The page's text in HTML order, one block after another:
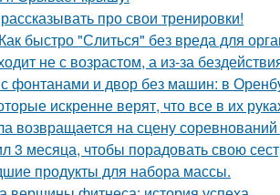
про свои тренировки!
быстро "Слиться" без вреда для
не с возрастом, а из-за
фонтанами и двор без машин: в
искренне верят, что все в их
возвращается на сцену
3 месяца, чтобы порадовать свою
продукты для набора массы.